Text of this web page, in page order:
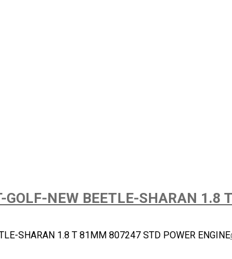
GOLF-NEW BEETLE-SHARAN
SHARAN 1.8 T 81MM 807247 STD POWER ENGINE